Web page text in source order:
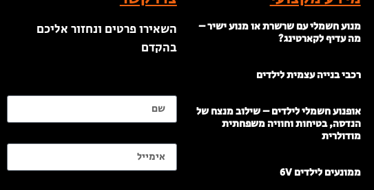
מנוע חשמלי עם שרשרת או מנוע ישיר –
מה עדיף לקארטינג?
רכבי בנייה עצמית לילדים
אופנוע חשמלי לילדים – שילוב מנצח של
הנדסה, בטיחות וחוויה משפחתית
מודולרית
ממונעים לילדים 6V
השאירו פרטים ונחזור אליכם
בהקדם